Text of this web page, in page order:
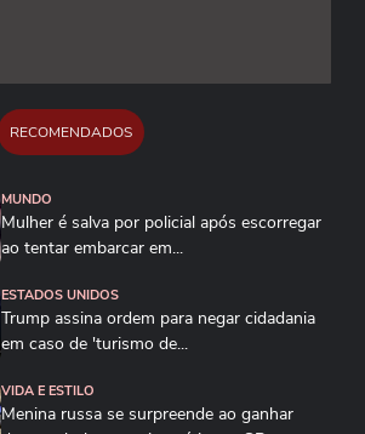
RECOMENDADOS
MUNDO
Mulher é salva por policial após escorregar
ao tentar embarcar em...
ESTADOS UNIDOS
Trump assina ordem para negar cidadania
em caso de 'turismo de...
VIDA E ESTILO
Menina russa se surpreende ao ganhar